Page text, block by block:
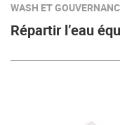
WASH ET
Répartir l’eau